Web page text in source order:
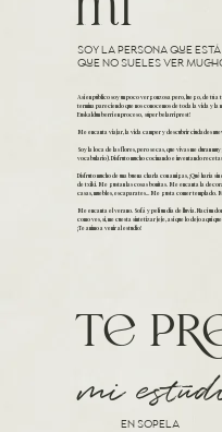
mí
soy la persona que está
QUE NO SUELES VER
Así en público soy un poco vergonzosa pero, luego, de tú a
termina pareciendo que nos conocemos de toda la vida y la
Euskaldun berri en proceso, súper belarri prest!
Me encanta viajar, la vida camper y descubrir ciudades
Soy la loca de las flores, pero secas, que vivas me duran
vocabulario). Disfruto mucho cocinando e inventando
Disfruto mucho de una buena charla con amigas, ¡Qué haría
de txiki. Me gustan las cosas bonitas. Me encanta la
casas, muebles, escaparates… Me gusta comer templado.
Me encanta el verano. Sofá y peli un día de lluvia. Nací un
como ves, si, me cuesta sintetizar jeje, así que lo dejo aquí
¡Te animo a venir al estudio!
te
mi
en sopela